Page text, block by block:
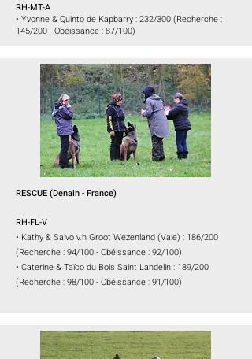
RH-MT-A
• Yvonne & Quinto de Kapbarry :232/300 (Recherche :
145/200 - Obéissance : 87/100)
RESCUE(Denain- France)
RH-FL-V
• Kathy & Salvo v.h Groot Wezenland (Vale) : 186/200
(Recherche : 94/100 - Obéissance : 92/100)
• Caterine & Taïco du Bois Saint Landelin : 189/200
(Recherche : 98/100 - Obéissance : 91/100)